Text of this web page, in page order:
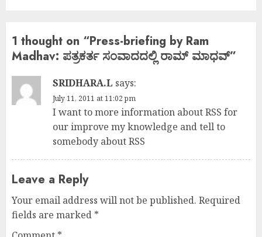
1 thought on “Press-briefing by Ram
Madhav: ಪತ್ರಕರ್ತ ಸಂವಾದದಲ್ಲಿ ರಾಮ್ ಮಾಧವ್”
SRIDHARA.L says:
July 11, 2011 at 11:02 pm
I want to more information about RSS for
our improve my knowledge and tell to
somebody about RSS
Leave a Reply
Your email address will not be published. Required
fields are marked *